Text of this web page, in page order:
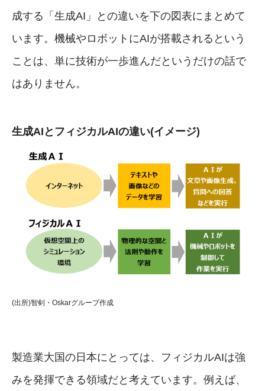
成する「生成AI」との違いを下の図表にまとめて
います。機械やロボットにAIが搭載されるという
ことは、単に技術が一歩進んだというだけの話で
はありません。
生成AIとフィジカルAIの違い(イメージ)
(出所)智剣・Oskarグループ作成
製造業大国の日本にとっては、フィジカルAIは強
みを発揮できる領域だと考えています。例えば、